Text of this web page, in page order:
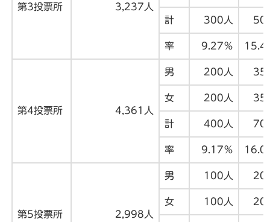
第3投票所 3,237人
計 300人
率 9.27％
第4投票所 4,361人
男 200人
女 200人
計 400人
率 9.17％
第5投票所 2,998人
男 100人
女 100人